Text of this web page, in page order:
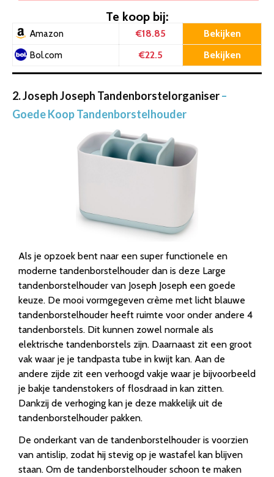
Te koop bij:
Amazon €18.85 Bekijken
Bol.com €22.5 Bekijken
2. Joseph Joseph Tandenborstelorganiser–
Goede Koop Tandenborstelhouder
Als je opzoek bent naar een super functionele en
moderne tandenborstelhouder dan is deze Large
tandenborstelhouder van Joseph Joseph een goede
keuze. De mooi vormgegeven crème met licht blauwe
tandenborstelhouder heeft ruimte voor onder andere 4
tandenborstels. Dit kunnen zowel normale als
elektrische tandenborstels zijn. Daarnaast zit een groot
vak waar je je tandpasta tube in kwijt kan. Aan de
andere zijde zit een verhoogd vakje waar je bijvoorbeeld
je bakje tandenstokers of flosdraad in kan zitten.
Dankzij de verhoging kan je deze makkelijk uit de
tandenborstelhouder pakken.
De onderkant van de tandenborstelhouder is voorzien
van antislip, zodat hij stevig op je wastafel kan blijven
staan. Om de tandenborstelhouder schoon te maken